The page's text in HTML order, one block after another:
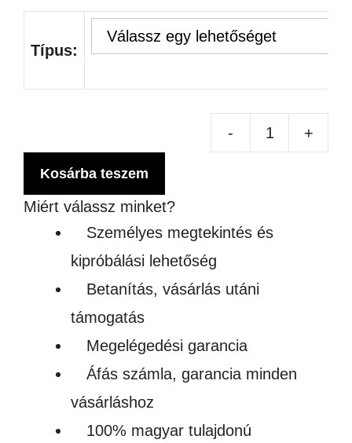
Típus:
- +
Kosárba teszem
Miért válassz minket?
Személyes megtekintés és
kipróbálási lehetőség
Betanítás, vásárlás utáni
támogatás
Megelégedési garancia
Áfás számla, garancia minden
vásárláshoz
100% magyar tulajdonú